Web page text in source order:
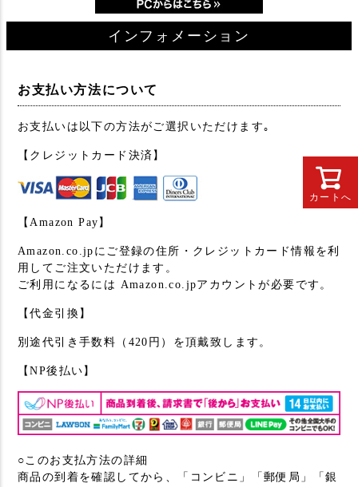
カートへ
インフォメーション
お支払い方法について
お支払いは以下の方法がご選択いただけます｡
【クレジットカード決済】
【Amazon Pay】
Amazon.co.jpにご登録の住所・クレジットカード情報を利
用してご注文いただけます。
ご利用になるには Amazon.co.jpアカウントが必要です。
【代金引換】
別途代引き手数料（420円）を頂戴致します。
【NP後払い】
○このお支払方法の詳細
商品の到着を確認してから、「コンビニ」「郵便局」「銀